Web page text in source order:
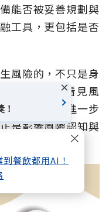
餐飲都用AI！
能否被妥善規劃與
工具，更包括是否
風險的，不只是身
眾能否及早看見風
。本次調查進一步
是影響風險認知與
×